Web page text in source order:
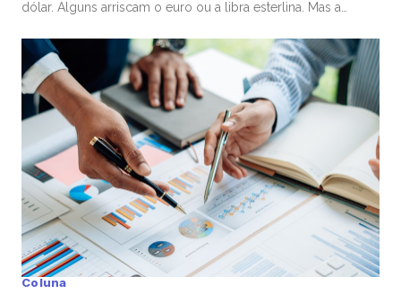
dólar. Alguns arriscam o euro ou a libra esterlina. Mas a
nominal frente ao dólar é o dinar kuwaitiano (KWD). Hoje, um
único dinar vale aproximadamente US$ 3,27 dólares, ou algo
[…]
Coluna